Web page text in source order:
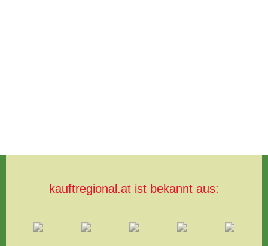
kauftregional.at ist bekannt aus: